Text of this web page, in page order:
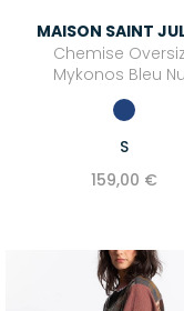
MAISON SAINT
Chemise
Mykonos Bleu
S
159,00 €